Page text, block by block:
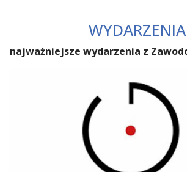
WYDARZENIA
najważniejsze wydarzenia z